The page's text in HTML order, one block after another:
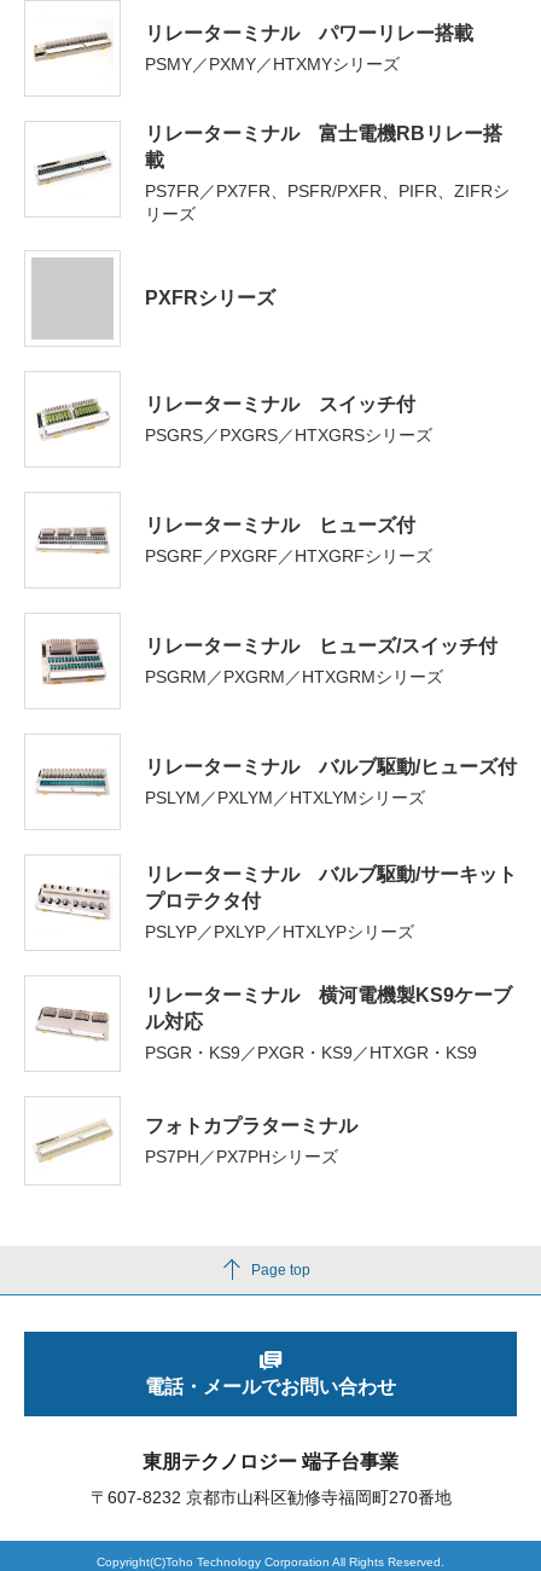
リレーターミナル パワーリレー搭載
PSMY／PXMY／HTXMYシリーズ
リレーターミナル 富士電機RBリレー搭
載
PS7FR／PX7FR、PSFR/PXFR、PIFR、ZIFRシ
リーズ
PXFRシリーズ
リレーターミナル スイッチ付
PSGRS／PXGRS／HTXGRSシリーズ
リレーターミナル ヒューズ付
PSGRF／PXGRF／HTXGRFシリーズ
リレーターミナル ヒューズ/スイッチ付
PSGRM／PXGRM／HTXGRMシリーズ
リレーターミナル バルブ駆動/ヒューズ付
PSLYM／PXLYM／HTXLYMシリーズ
リレーターミナル バルブ駆動/サーキット
プロテクタ付
PSLYP／PXLYP／HTXLYPシリーズ
リレーターミナル 横河電機製KS9ケーブ
ル対応
PSGR・KS9／PXGR・KS9／HTXGR・KS9
フォトカプラターミナル
PS7PH／PX7PHシリーズ
Page top
東朋テクノロジー 端子台事業
〒607-8232 京都市山科区勧修寺福岡町270番地
電話・メールでお問い合わせ
Copyright(C)Toho Technology Corporation All Rights Reserved.